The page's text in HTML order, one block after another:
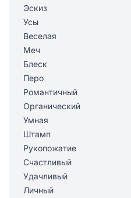
Эскиз
Усы
Веселая
Меч
Блеск
Перо
Романтичный
Органический
Умная
Штамп
Рукопожатие
Счастливый
Удачливый
Личный